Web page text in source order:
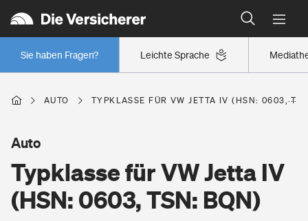
Leichte Sprache
Sie haben Fragen?
Wer versichert was: Jetzt Versicherer finden
Regionalklassen: So ist Ihre Region eingestuft
Wer versichert was: Jetzt Versicherer finden
Berufsunfähigkeitsversicherung
Erwerbsunfähigkeitsversicherung
Wohnen
AUTO TYPKLASSE FÜR VW JETTA IV (HSN: 0603,
Typklasse für VW Jetta IV
(HSN: 0603, TSN: BQN)
Auto